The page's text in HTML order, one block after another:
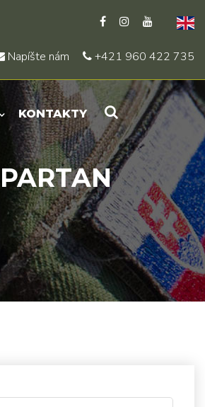
Napíšte nám +421 960 422 735
KONTAKTY